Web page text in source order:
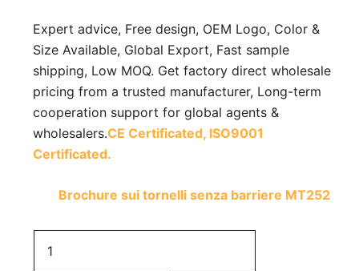
Expert advice, Free design, OEM Logo, Color &
Size Available, Global Export, Fast sample
shipping, Low MOQ. Get factory direct wholesale
pricing from a trusted manufacturer, Long-term
cooperation support for global agents &
wholesalers.CE Certificated, ISO9001
Certificated.
Brochure sui tornelli senza barriere MT252